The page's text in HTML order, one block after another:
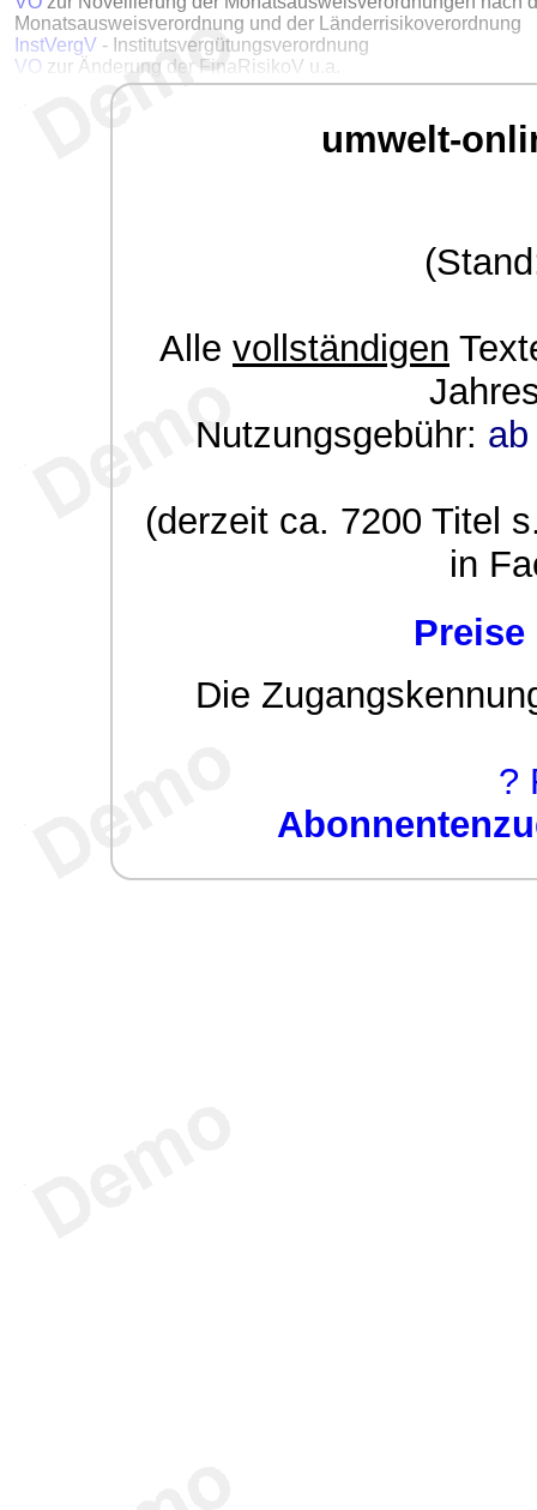
Monatsausweisverordnung und der Länderrisikoverordnung
InstVergV - Institutsvergütungsverordnung
VO zur Änderung der FinaRisikoV u.a.
umwelt-
Alle vollständigen
Nutzungsgebühr:
(derzeit ca. 7200 Titel
in
Die
?